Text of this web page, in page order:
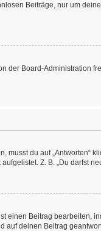
Beiträge, nur um
der Board-Administration
musst du auf „Antworten“
Z. B. „Du darfst
Beitrag bearbeiten,
deinen Beitrag